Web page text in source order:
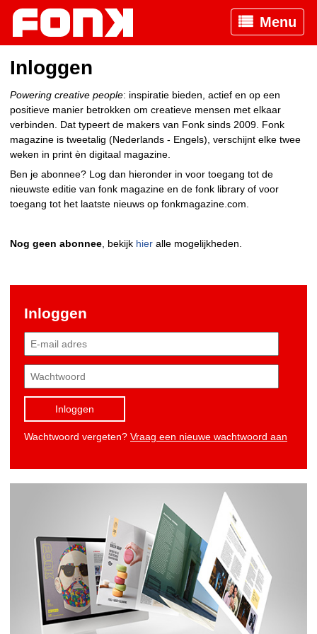
Menu
Inloggen
Powering creative people: inspiratie bieden, actief en op een
positieve manier betrokken om creatieve mensen met elkaar
verbinden. Dat typeert de makers van Fonk sinds 2009. Fonk
magazine is tweetalig (Nederlands - Engels), verschijnt elke twee
weken in print èn digitaal magazine.
Ben je abonnee? Log dan hieronder in voor toegang tot de
nieuwste editie van fonk magazine en de fonk library of voor
toegang tot het laatste nieuws op fonkmagazine.com.
Nog geen abonnee , bekijk hier alle mogelijkheden.
Inloggen
Inloggen
Wachtwoord vergeten? Vraag een nieuwe wachtwoord aan